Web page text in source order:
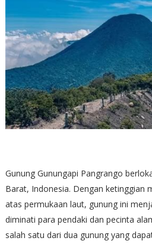
Gunung Gunungapi Pangrango
Barat, Indonesia. Dengan ketinggian
atas permukaan laut, gunung ini
diminati para pendaki dan pecinta
salah satu dari dua gunung yang